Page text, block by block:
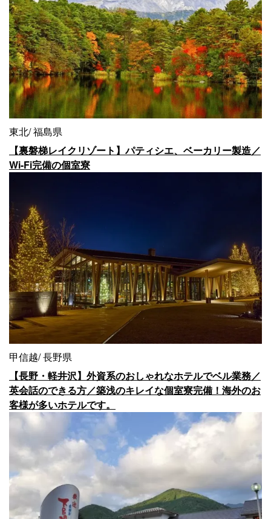
東北 福島県
【裏磐梯レイクリゾート】パティシエ、ベーカリー製造／
Wi-Fi完備の個室寮
甲信越 長野県
【長野・軽井沢】外資系のおしゃれなホテルでベル業務／
英会話のできる方／築浅のキレイな個室寮完備！海外のお
客様が多いホテルです。